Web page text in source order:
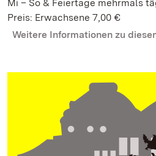
Mi – So & Feiertage mehrmals
Preis: Erwachsene 7,00 €
Weitere Informationen zu